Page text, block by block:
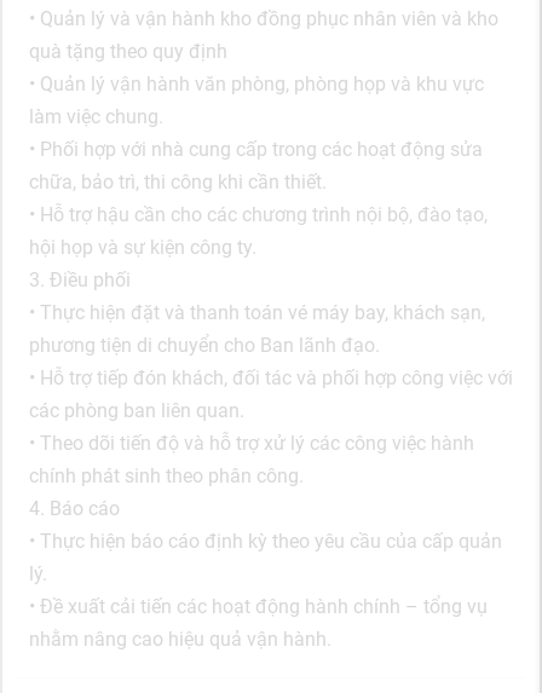
• Quản lý và vận hành kho đồng phục nhân viên và kho
quà tặng theo quy định
• Quản lý vận hành văn phòng, phòng họp và khu vực
làm việc chung.
• Phối hợp với nhà cung cấp trong các hoạt động sửa
chữa, bảo trì, thi công khi cần thiết.
• Hỗ trợ hậu cần cho các chương trình nội bộ, đào tạo,
hội họp và sự kiện công ty.
3. Điều phối
• Thực hiện đặt và thanh toán vé máy bay, khách sạn,
phương tiện di chuyển cho Ban lãnh đạo.
• Hỗ trợ tiếp đón khách, đối tác và phối hợp công việc với
các phòng ban liên quan.
• Theo dõi tiến độ và hỗ trợ xử lý các công việc hành
chính phát sinh theo phân công.
4. Báo cáo
• Thực hiện báo cáo định kỳ theo yêu cầu của cấp quản
lý.
• Đề xuất cải tiến các hoạt động hành chính – tổng vụ
nhằm nâng cao hiệu quả vận hành.